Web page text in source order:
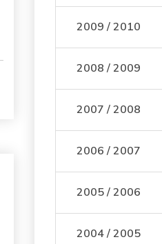
2009 / 2010
2008 / 2009
2007 / 2008
2006 / 2007
2005 / 2006
2004 / 2005